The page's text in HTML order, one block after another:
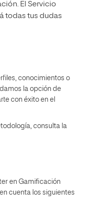
El Servicio
todas tus dudas
conocimientos o
la opción de
con éxito en el
consulta la
en Gamificación
cuenta los siguientes